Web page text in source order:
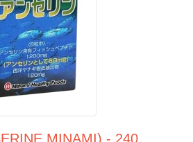
MINAMI) - 240